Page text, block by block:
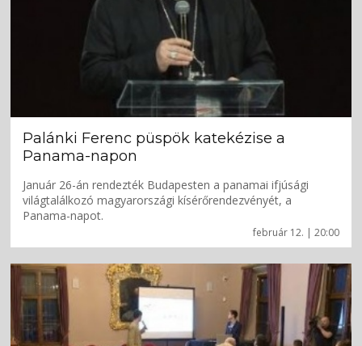
február 12. | 20:00
Palánki Ferenc püspök katekézise a
Panama-napon
Január 26-án rendezték Budapesten a panamai ifjúsági
világtalálkozó magyarországi kísérőrendezvényét, a
Panama-napot.